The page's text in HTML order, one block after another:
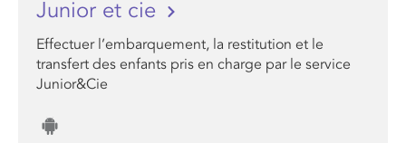
Junior et cie
Effectuer l’embarquement, la restitution et le
transfert des enfants pris en charge par le service
Junior&Cie